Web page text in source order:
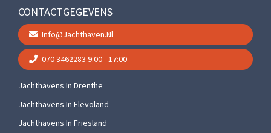
CONTACTGEGEVENS
Info@jachthaven.nl
070 3462283 9:00 - 17:00
Jachthavens In Drenthe
Jachthavens In Flevoland
Jachthavens In Friesland